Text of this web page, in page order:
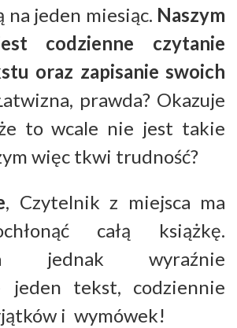
na jeden miesiąc. Naszym
codzienne czytanie
oraz zapisanie swoich
prawda? Okazuje
to wcale nie jest takie
więc tkwi trudność?
, Czytelnik z miejsca ma
całą książkę.
jednak wyraźnie
jeden tekst, codziennie
i wymówek!